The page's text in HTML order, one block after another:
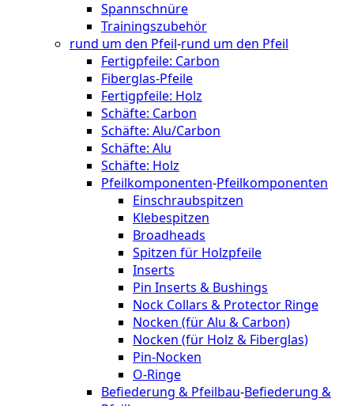
Spannschnüre
Trainingszubehör
rund um den Pfeil-rund um den Pfeil
Fertigpfeile: Carbon
Fiberglas-Pfeile
Fertigpfeile: Holz
Schäfte: Carbon
Schäfte: Alu/Carbon
Schäfte: Alu
Schäfte: Holz
Pfeilkomponenten-Pfeilkomponenten
Einschraubspitzen
Klebespitzen
Broadheads
Spitzen für Holzpfeile
Inserts
Pin Inserts & Bushings
Nock Collars & Protector Ringe
Nocken (für Alu & Carbon)
Nocken (für Holz & Fiberglas)
Pin-Nocken
O-Ringe
Befiederung & Pfeilbau-Befiederung &